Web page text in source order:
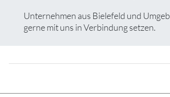
Unternehmen aus Bielefeld und
gerne mit uns in Verbindung setzen.